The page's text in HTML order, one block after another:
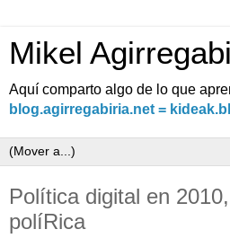
Mikel
Aquí comparto algo de lo que
blog.agirregabiria.net =
Política digital en
políRica